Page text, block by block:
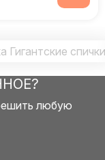
Гигантские спички
любую